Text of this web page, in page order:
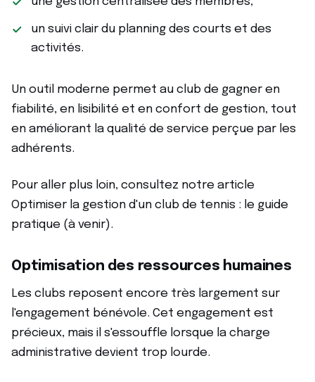
un suivi clair du planning des courts et des
activités.
Un outil moderne permet au club de gagner en
fiabilité, en lisibilité et en confort de gestion, tout
en améliorant la qualité de service perçue par les
adhérents.
Pour aller plus loin, consultez notre article
Optimiser la gestion d'un club de tennis : le guide
pratique (à venir).
Optimisation des ressources humaines
Les clubs reposent encore très largement sur
l'engagement bénévole. Cet engagement est
précieux, mais il s'essouffle lorsque la charge
administrative devient trop lourde.